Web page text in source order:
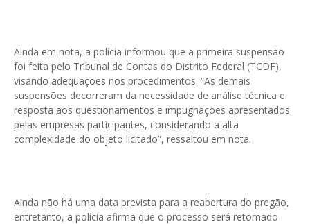
Ainda em nota, a polícia informou que a primeira suspensão
foi feita pelo Tribunal de Contas do Distrito Federal (TCDF),
visando adequações nos procedimentos. “As demais
suspensões decorreram da necessidade de análise técnica e
resposta aos questionamentos e impugnações apresentados
pelas empresas participantes, considerando a alta
complexidade do objeto licitado”, ressaltou em nota.
Ainda não há uma data prevista para a reabertura do pregão,
entretanto, a polícia afirma que o processo será retomado